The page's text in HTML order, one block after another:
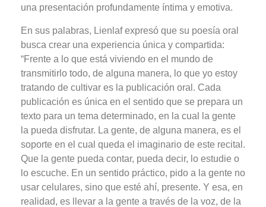
una presentación profundamente íntima y emotiva.
En sus palabras, Lienlaf expresó que su poesía oral
busca crear una experiencia única y compartida:
“Frente a lo que está viviendo en el mundo de
transmitirlo todo, de alguna manera, lo que yo estoy
tratando de cultivar es la publicación oral. Cada
publicación es única en el sentido que se prepara un
texto para un tema determinado, en la cual la gente
la pueda disfrutar. La gente, de alguna manera, es el
soporte en el cual queda el imaginario de este recital.
Que la gente pueda contar, pueda decir, lo estudie o
lo escuche. En un sentido práctico, pido a la gente no
usar celulares, sino que esté ahí, presente. Y esa, en
realidad, es llevar a la gente a través de la voz, de la